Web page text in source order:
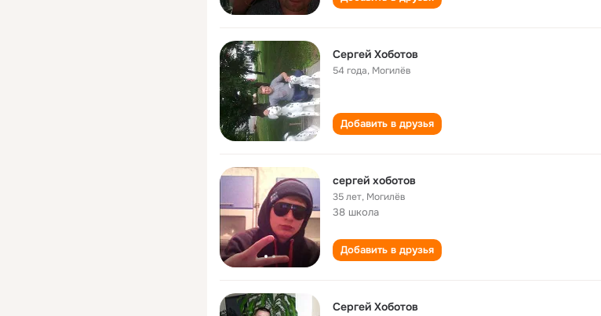
Сергей Хоботов
54 года, Могилёв
Добавить в друзья
сергей хоботов
35 лет, Могилёв
38 школа
Добавить в друзья
Сергей Хоботов